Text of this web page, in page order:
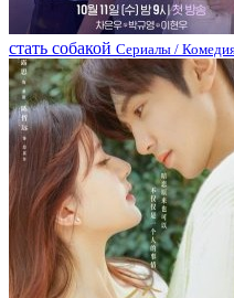
стать собакой Сериалы /